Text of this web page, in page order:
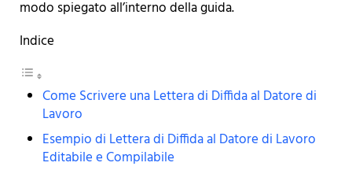
modo spiegato all’interno della guida.
Indice
Come Scrivere una Lettera di Diffida al Datore di
Lavoro
Esempio di Lettera di Diffida al Datore di Lavoro
Editabile e Compilabile